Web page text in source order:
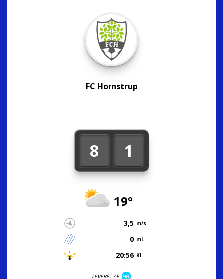
8 1
19°
3,5 m/s
0 ml.
20:56 Kl.
LEVERET AF
FC Hornstrup